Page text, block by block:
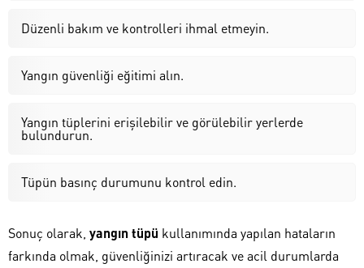
Düzenli bakım ve kontrolleri ihmal etmeyin.
Yangın güvenliği eğitimi alın.
Yangın tüplerini erişilebilir ve görülebilir yerlerde
bulundurun.
Tüpün basınç durumunu kontrol edin.
Sonuç olarak, yangın tüpü kullanımında yapılan hataların
farkında olmak, güvenliğinizi artıracak ve acil durumlarda